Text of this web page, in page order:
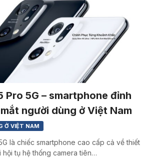
Pro 5G – smartphone đỉnh
người dùng ở Việt Nam
Ở VIỆT NAM
là chiếc smartphone cao cấp cả về thiết
hội tụ hệ thống camera tiên…